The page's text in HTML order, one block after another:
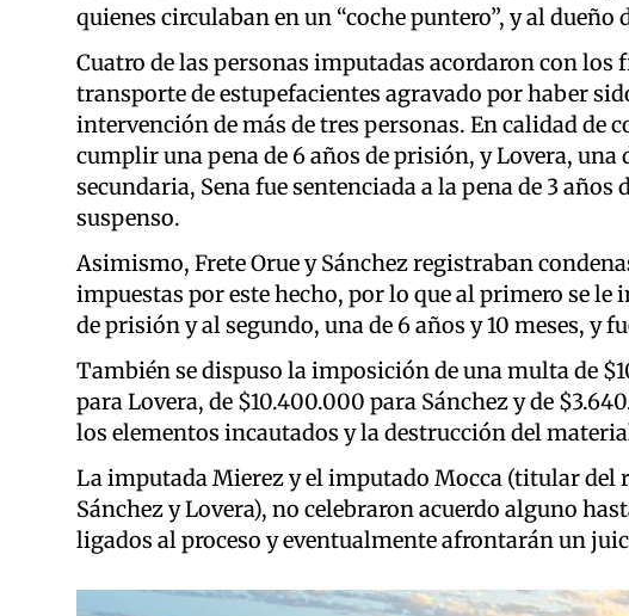
quienes circulaban en un “coche puntero”, y al
Cuatro de las personas imputadas acordaron con los
transporte de estupefacientes agravado por haber
intervención de más de tres personas. En calidad de
cumplir una pena de 6 años de prisión, y Lovera, una
secundaria, Sena fue sentenciada a la pena de 3
suspenso.
Asimismo, Frete Orue y Sánchez registraban
impuestas por este hecho, por lo que al primero se le
de prisión y al segundo, una de 6 años y 10 meses, y
También se dispuso la imposición de una multa de
para Lovera, de $10.400.000 para Sánchez y de
los elementos incautados y la destrucción del
La imputada Mierez y el imputado Mocca (titular del
Sánchez y Lovera), no celebraron acuerdo alguno
ligados al proceso y eventualmente afrontarán un